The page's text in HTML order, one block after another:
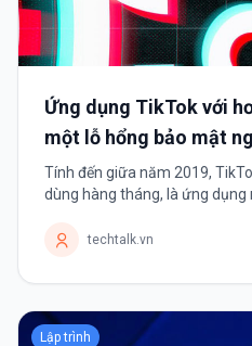
Ứng dụng TikTok với
một lỗ hổng bảo mật
Tính đến giữa năm 2019,
dùng hàng tháng, là ứng
chia sẻ những video ngắn,...
techtalk.vn
Lập trình